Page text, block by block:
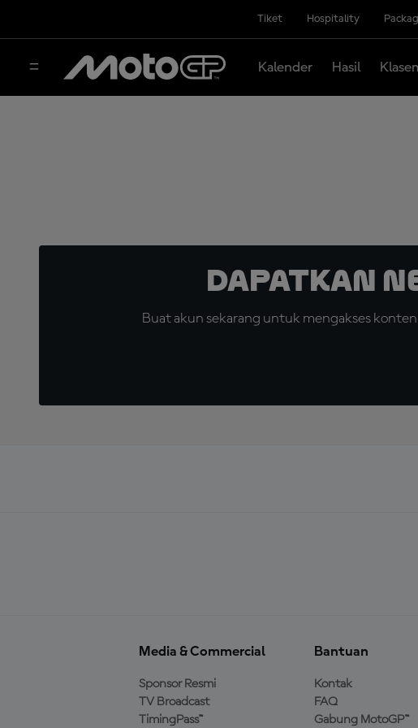
Tiket Hospitality
Kalender Hasil
Dapatkan
Buat akun sekarang untuk mengakses
Media & Commercial
Sponsor Resmi
TV Broadcast
TimingPass™
Bantuan
Kontak
FAQ
Gabung MotoGP™